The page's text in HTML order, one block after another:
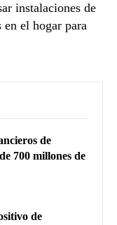
instalaciones de
en el hogar para
de
700 millones de
de